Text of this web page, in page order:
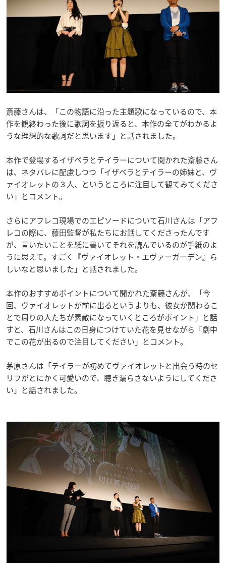
斎藤さんは、「この物語に沿った主題歌になっているので、本
作を観終わった後に歌詞を振り返ると、本作の全てがわかるよ
うな理想的な歌詞だと思います」と話されました。
本作で登場するイザベラとテイラーについて聞かれた斎藤さん
は、ネタバレに配慮しつつ「イザベラとテイラーの姉妹と、ヴ
ァイオレットの３人、というところに注目して観てみてくださ
い」とコメント。
さらにアフレコ現場でのエピソードについて石川さんは「アフ
レコの際に、藤田監督が私たちにお話してくださったんです
が、言いたいことを紙に書いてそれを読んでいるのが手紙のよ
うに思えて。すごく『ヴァイオレット・エヴァーガーデン』ら
しいなと思いました」と話されました。
本作のおすすめポイントについて聞かれた斎藤さんが、「今
回、ヴァイオレットが前に出るというよりも、彼女が関わるこ
とで周りの人たちが素敵になっていくところがポイント」と話
すと、石川さんはこの日身につけていた花を見せながら「劇中
でこの花が出るので注目してください」とコメント。
茅原さんは「テイラーが初めてヴァイオレットと出会う時のセ
リフがとにかく可愛いので、聴き漏らさないようにしてくださ
い」と話されました。